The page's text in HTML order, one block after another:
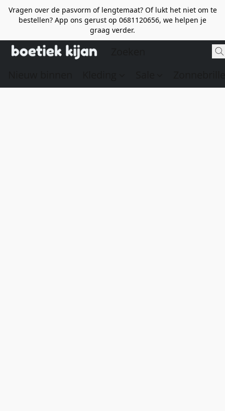
Vragen over de pasvorm of lengtemaat? Of lukt het niet om te
bestellen? App ons gerust op 0681120656, we helpen je
graag verder.